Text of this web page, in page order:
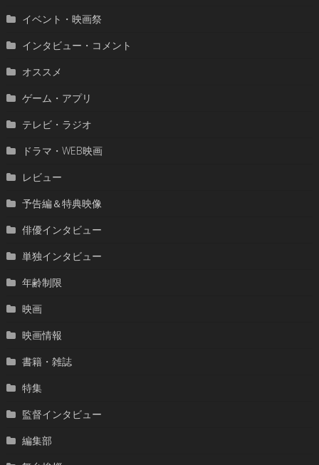
イベント・映画祭
インタビュー・コメント
オススメ
ゲーム・アプリ
テレビ・ラジオ
ドラマ・WEB映画
レビュー
予告編＆特典映像
俳優インタビュー
単独インタビュー
年齢制限
映画
映画情報
書籍・雑誌
特集
監督インタビュー
編集部